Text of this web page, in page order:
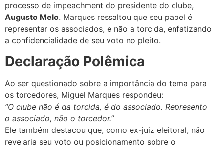
processo de impeachment do presidente do clube,
Augusto Melo. Marques ressaltou que seu papel é
representar os associados, e não a torcida, enfatizando
a confidencialidade de seu voto no pleito.
Declaração Polêmica
Ao ser questionado sobre a importância do tema para
os torcedores, Miguel Marques respondeu:
“O clube não é da torcida, é do associado. Represento
o associado, não o torcedor.”
Ele também destacou que, como ex-juiz eleitoral, não
revelaria seu voto ou posicionamento sobre o